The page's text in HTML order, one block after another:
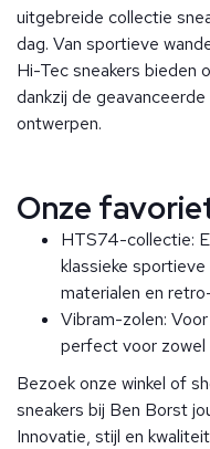
uitgebreide collectie
dag. Van sportieve
Hi-Tec sneakers bieden
dankzij de
ontwerpen.
Onze
HTS74-collectie:
klassieke
materialen en
Vibram-zolen:
perfect voor zowel
Bezoek onze winkel of
sneakers bij Ben Borst
Innovatie, stijl en